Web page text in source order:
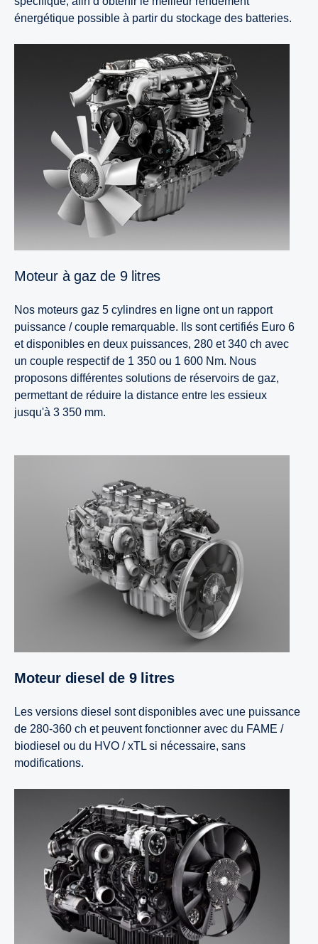
énergétique possible à partir du stockage des batteries.
Moteur à gaz de 9 litres
Nos moteurs gaz 5 cylindres en ligne ont un rapport
puissance / couple remarquable. Ils sont certifiés Euro 6
et disponibles en deux puissances, 280 et 340 ch avec
un couple respectif de 1 350 ou 1 600 Nm. Nous
proposons différentes solutions de réservoirs de gaz,
permettant de réduire la distance entre les essieux
jusqu'à 3 350 mm.
Moteur diesel de 9 litres
Les versions diesel sont disponibles avec une puissance
de 280-360 ch et peuvent fonctionner avec du FAME /
biodiesel ou du HVO / xTL si nécessaire, sans
modifications.